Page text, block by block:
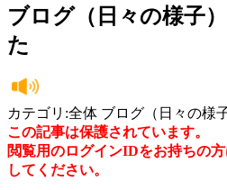
ブログ（日々の様子
た
カテゴリ:全体 ブログ（日々の様
この記事は保護されています。
閲覧用のログインIDをお持ちの方
してください。